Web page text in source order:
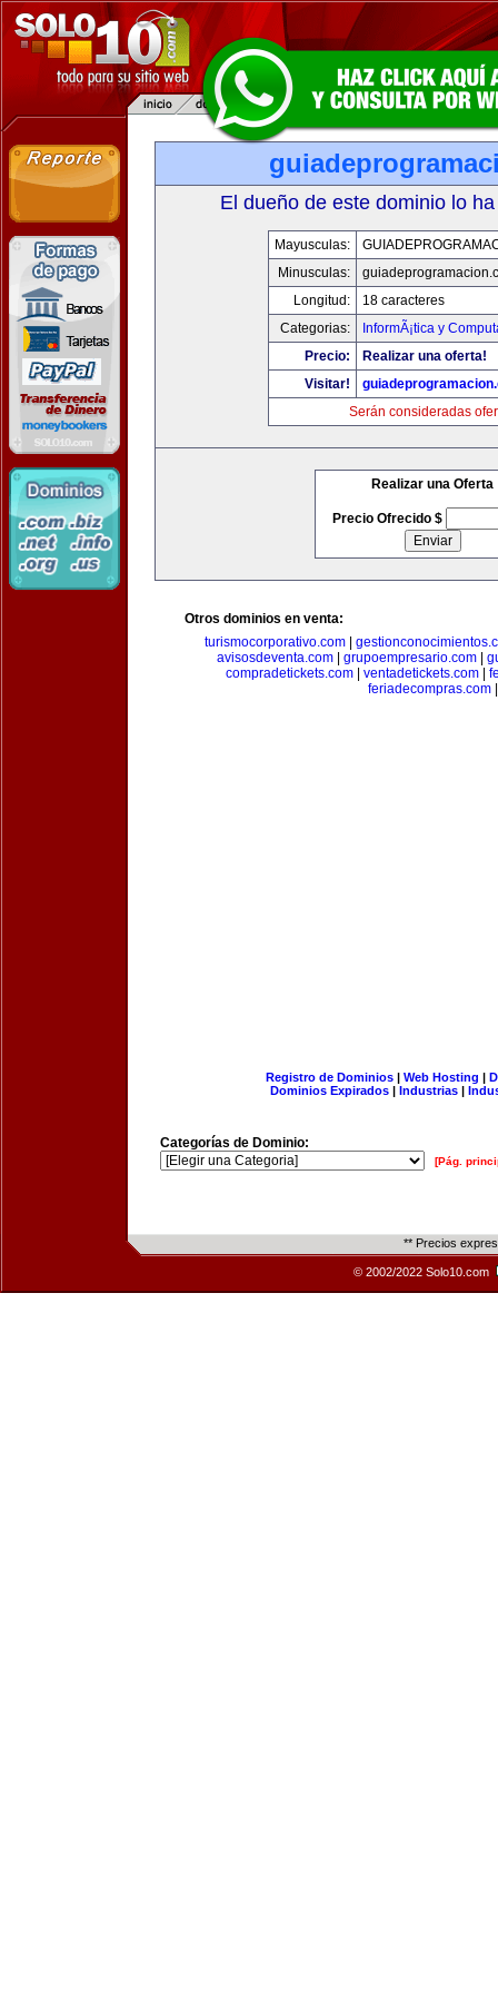
El dueño de este dominio lo
Mayusculas:
Minusculas:
Longitud:
18 caracteres
Categorias:
InformÃ¡tica y
Precio:
Realizar una oferta!
Visitar!
Serán consideradas
Realizar una Oferta
Precio Ofrecido $
Otros dominios en venta:
turismocorporativo.com
avisosdeventa.com| grupoempresario.com|
compradetickets.com| ventadetickets.com|
feriadecompras.com|
Registro de Dominios| Web Hosting |
Dominios Expirados | Industrias |
Categorías de Dominio:
[Pág.
** Precios
© 2002/2022 Solo10.com